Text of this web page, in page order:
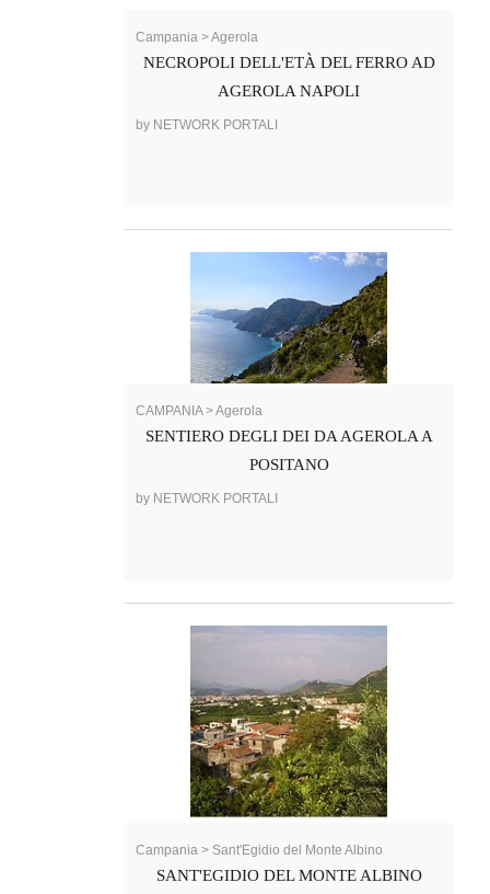
Campania > Agerola
NECROPOLI DELL'ETÀ DEL FERRO AD
AGEROLA NAPOLI
by NETWORK PORTALI
CAMPANIA > Agerola
SENTIERO DEGLI DEI DA AGEROLA A
POSITANO
by NETWORK PORTALI
Campania > Sant'Egidio del Monte Albino
SANT'EGIDIO DEL MONTE ALBINO